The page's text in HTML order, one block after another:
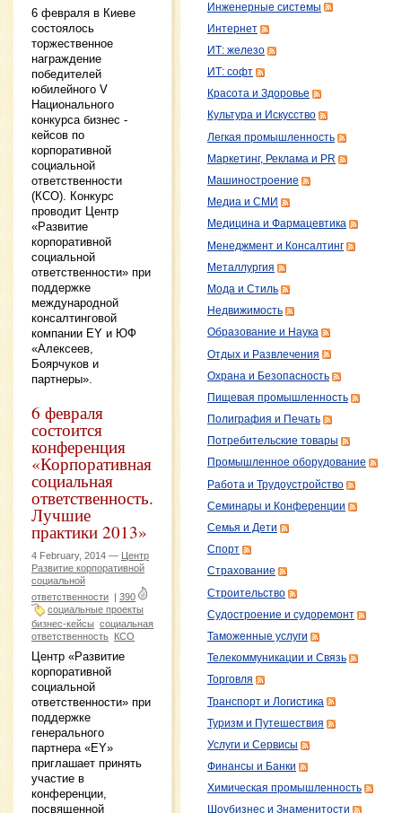
6 февраля в Киеве
состоялось
торжественное
награждение
победителей
юбилейного V
Национального
конкурса бизнес -
кейсов по
корпоративной
социальной
ответственности
(КСО). Конкурс
проводит Центр
«Развитие
корпоративной
социальной
ответственности» при
поддержке
международной
консалтинговой
компании EY и ЮФ
«Алексеев,
Боярчуков и
партнеры».
6 февраля
состоится
конференция
«Корпоративная
социальная
ответственность.
Лучшие
практики 2013»
4 February, 2014 — Центр
Развитие корпоративной
социальной
ответственности | 390
социальные проекты
бизнес-кейсы социальная
ответственность КСО
Центр «Развитие
корпоративной
социальной
ответственности» при
поддержке
генерального
партнера «EY»
приглашает принять
участие в
конференции,
посвященной
Инженерные системы
Интернет
ИТ: железо
ИТ: софт
Красота и Здоровье
Культура и Искусство
Легкая промышленность
Маркетинг, Реклама и PR
Машиностроение
Медиа и СМИ
Медицина и Фармацевтика
Менеджмент и Консалтинг
Металлургия
Мода и Стиль
Недвижимость
Образование и Наука
Отдых и Развлечения
Охрана и Безопасность
Пищевая промышленность
Полиграфия и Печать
Потребительские товары
Промышленное оборудование
Работа и Трудоустройство
Семинары и Конференции
Семья и Дети
Спорт
Страхование
Строительство
Судостроение и судоремонт
Таможенные услуги
Телекоммуникации и Связь
Торговля
Транспорт и Логистика
Туризм и Путешествия
Услуги и Сервисы
Финансы и Банки
Химическая промышленность
Шоубизнес и Знаменитости